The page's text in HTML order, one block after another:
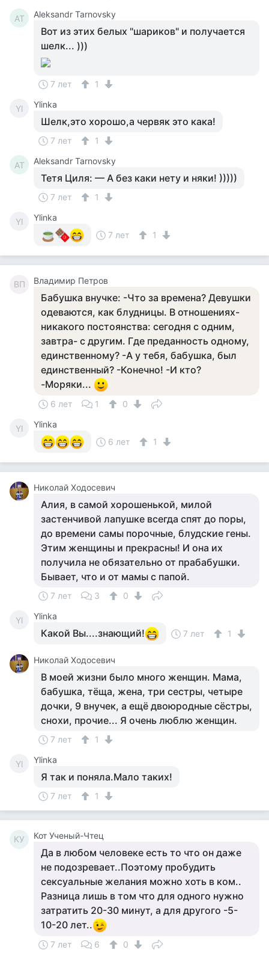
AT Aleksandr Tarnovsky
Вот из этих белых "шариков" и получается
шелк... )))
7 лет 1
Yl Ylinka
Шелк,это хорошо,а червяк это кака!
7 лет 1
AT Aleksandr Tarnovsky
Тетя Циля: — А без каки нету и няки! )))))
7 лет 1
Yl
Ylinka
7 лет
1
ВП Владимир Петров
Бабушка внучке: -Что за времена? Девушки
одеваются, как блудницы. В отношениях-
никакого постоянства: сегодня с одним,
завтра- с другим. Где преданность одному,
единственному? -А у тебя, бабушка, был
единственный? -Конечно! -И кто?
-Моряки...
6 лет 1 0
Yl
Ylinka
6 лет
1
Николай Ходосевич
Алия, в самой хорошенькой, милой
застенчивой лапушке всегда спят до поры,
до времени самы порочные, блудские гены.
Этим женщины и прекрасны! И она их
получила не обязательно от прабабушки.
Бывает, что и от мамы с папой.
7 лет 3 0
Yl Ylinka
Какой Вы....знающий! 7 лет 1
Николай Ходосевич
В моей жизни было много женщин. Мама,
бабушка, тёща, жена, три сестры, четыре
дочки, 9 внучек, а ещё двоюродные сёстры,
снохи, прочие... Я очень люблю женщин.
7 лет 1
Yl Ylinka
Я так и поняла.Мало таких!
7 лет 1
КУ Кот Ученый-Чтец
Да в любом человеке есть то что он даже
не подозревает..Поэтому пробудить
сексуальные желания можно хоть в ком..
Разница лишь в том что для одного нужно
затратить 20-30 минут, а для другого -5-
10-20 лет..
7 лет 6 0